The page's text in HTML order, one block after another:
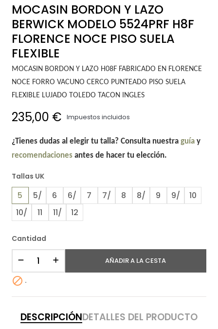
MOCASIN BORDON Y LAZO
BERWICK MODELO 5524PRF H8F
FLORENCE NOCE PISO SUELA
FLEXIBLE
MOCASIN BORDON Y LAZO H08F FABRICADO EN FLORENCE
NOCE FORRO VACUNO CERCO PUNTEADO PISO SUELA
FLEXIBLE LUJADO TOLEDO TACON INGLES
235,00 € Impuestos incluidos
¿Tienes dudas al elegir tu talla? Consulta nuestra guíay
recomendacionesantes de hacer tu elección.
Tallas UK
5 5/ 6 6/ 7 7/ 8 8/ 9 9/
10
10/
11 11/ 12
Cantidad
AÑADIR A LA CESTA
 .
DESCRIPCIÓNDETALLES DEL PRODUCTO